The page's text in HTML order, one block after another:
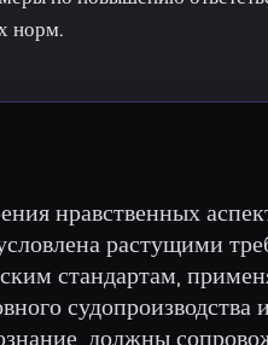
норм.
нравственных
растущими
стандартам,
должны